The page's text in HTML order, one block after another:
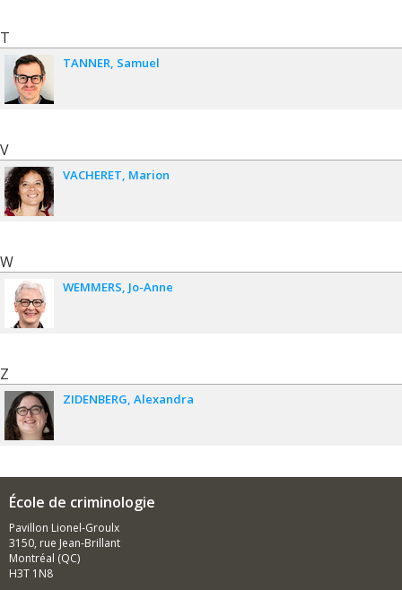
T
TANNER Samuel
V
VACHERET Marion
W
WEMMERS Jo-Anne
Z
ZIDENBERG Alexandra
École de criminologie
Pavillon Lionel-Groulx
3150, rue Jean-Brillant
Montréal (QC)
H3T 1N8